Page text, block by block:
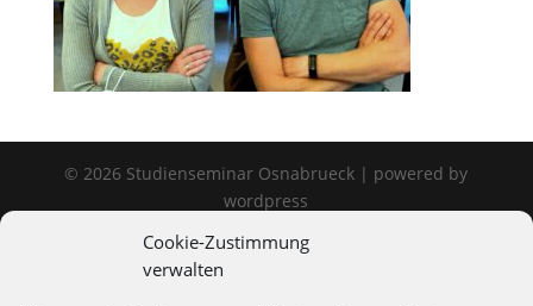
Cookie-Zustimmung
verwalten
© 2026 Studienseminar Osnabrueck | powered by
wordpress